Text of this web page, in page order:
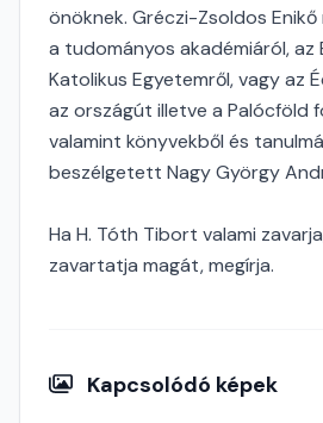
önöknek. Gréczi-Zsoldos
a tudományos akadémiáról, az
Katolikus Egyetemről, vagy az
az országút illetve a Palócföld
valamint könyvekből és
beszélgetett Nagy György
Ha H. Tóth Tibort valami
zavartatja magát, megírja.
Kapcsolódó képek